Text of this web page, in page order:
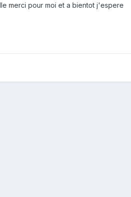
merci pour moi et a bientot j'espere